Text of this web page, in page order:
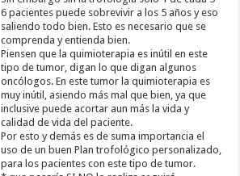
6 pacientes puede sobrevivir a los 5 años y eso
saliendo todo bien. Esto es necesario que se
comprenda y entienda bien.
Piensen que la quimioterapia es inútil en este
tipo de tumor, digan lo que digan algunos
oncólogos. En este tumor la quimioterapia es
muy inútil, asiendo más mal que bien, ya que
inclusive puede acortar aun más la vida y
calidad de vida del paciente.
Por esto y demás es de suma importancia el
uso de un buen Plan trofológico personalizado,
para los pacientes con este tipo de tumor.